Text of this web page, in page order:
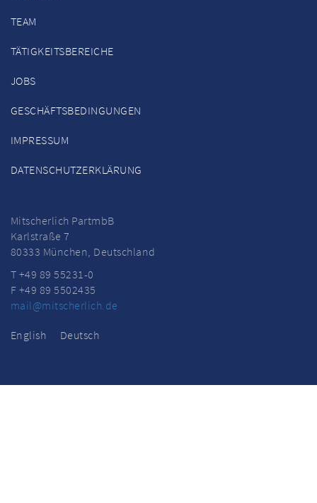
TEAM
TÄTIGKEITSBEREICHE
JOBS
GESCHÄFTSBEDINGUNGEN
IMPRESSUM
DATENSCHUTZERKLÄRUNG
Mitscherlich PartmbB
Karlstraße 7
80333 München, Deutschland
T +49 89 55231-0
F +49 89 5502435
mail@mitscherlich.de
English Deutsch